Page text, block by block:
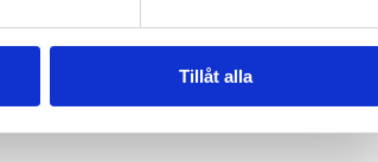
Tillåt alla